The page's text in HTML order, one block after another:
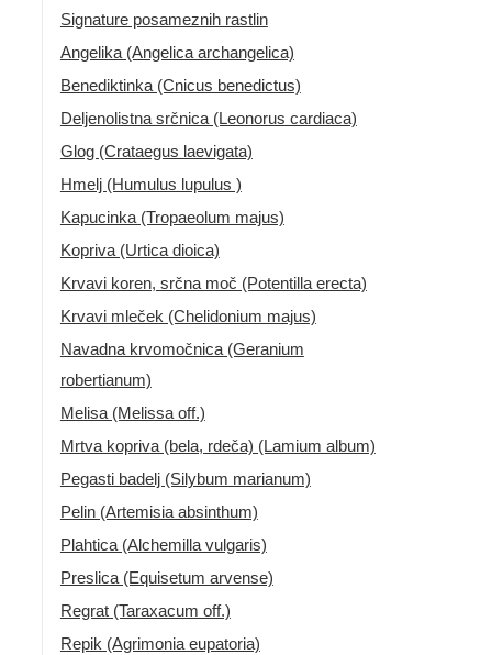
Signature posameznih rastlin
Angelika (Angelica archangelica)
Benediktinka (Cnicus benedictus)
Deljenolistna srčnica (Leonorus cardiaca)
Glog (Crataegus laevigata)
Hmelj (Humulus lupulus )
Kapucinka (Tropaeolum majus)
Kopriva (Urtica dioica)
Krvavi koren, srčna moč (Potentilla erecta)
Krvavi mleček (Chelidonium majus)
Navadna krvomočnica (Geranium
robertianum)
Melisa (Melissa off.)
Mrtva kopriva (bela, rdeča) (Lamium album)
Pegasti badelj (Silybum marianum)
Pelin (Artemisia absinthum)
Plahtica (Alchemilla vulgaris)
Preslica (Equisetum arvense)
Regrat (Taraxacum off.)
Repik (Agrimonia eupatoria)